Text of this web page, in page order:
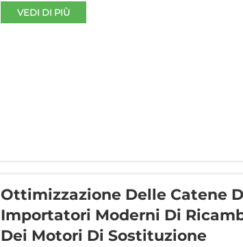
produttore ODM di motori diventa una
acquistano motori Audi rigenerati — pa...
VEDI DI PIÙ
Ottimizzazione Delle Catene
Importatori Moderni Di
Dei Motori Di Sostituzione